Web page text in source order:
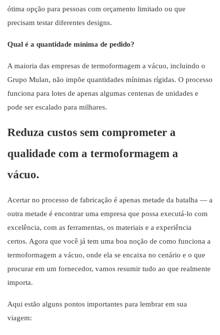
ótima opção para pessoas com orçamento limitado ou que
precisam testar diferentes designs.
Qual é a quantidade mínima de pedido?
A maioria das empresas de termoformagem a vácuo, incluindo o
Grupo Mulan, não impõe quantidades mínimas rígidas. O processo
funciona para lotes de apenas algumas centenas de unidades e
pode ser escalado para milhares.
Reduza custos sem comprometer a
qualidade com a termoformagem a
vácuo.
Acertar no processo de fabricação é apenas metade da batalha — a
outra metade é encontrar uma empresa que possa executá-lo com
excelência, com as ferramentas, os materiais e a experiência
certos. Agora que você já tem uma boa noção de como funciona a
termoformagem a vácuo, onde ela se encaixa no cenário e o que
procurar em um fornecedor, vamos resumir tudo ao que realmente
importa.
Aqui estão alguns pontos importantes para lembrar em sua
viagem: